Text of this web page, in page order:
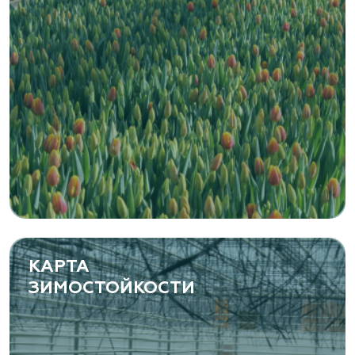
Zaxriddin Flower Plantation, питомник
Ташкентская область, Зангиатинский р-н, ул.
Канимаева, д. 9
«ЁЛЫ-ПАЛЫ», питомник декоративных
растений
Самарская область, с. Подстепки, ул.
Фермерская 14 А
(8482) 650 010
www.yoly-paly.ru
«ВЕНЕВ» питомник растений
Тульская область, Венёвский р-н, село
Борщевое, улица Лесная, д. 13
КАРТА
ЗИМОСТОЙКОСТИ